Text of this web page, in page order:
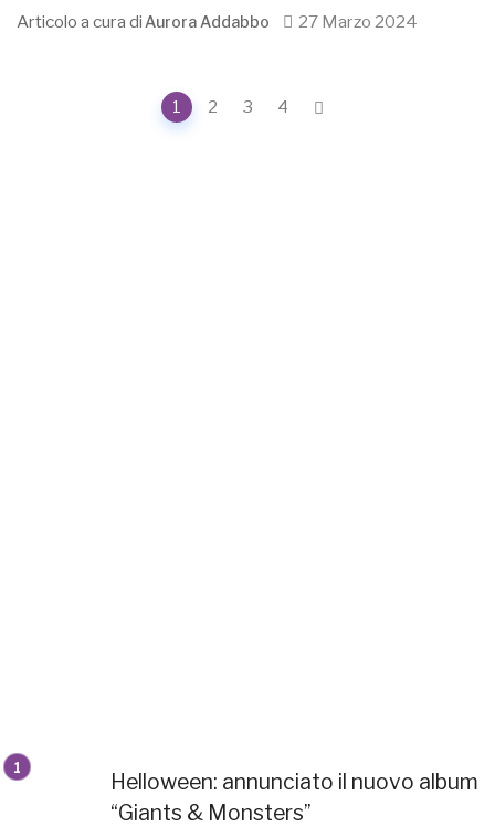
Articolo a cura di Aurora Addabbo 27 Marzo 2024
1 2 3 4
Helloween: annunciato il nuovo album
“Giants & Monsters”